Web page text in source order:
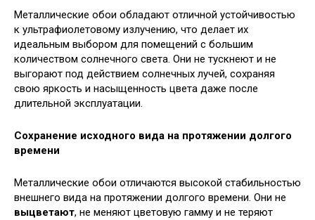
Металлические обои обладают отличной устойчивостью
к ультрафиолетовому излучению, что делает их
идеальным выбором для помещений с большим
количеством солнечного света. Они не тускнеют и не
выгорают под действием солнечных лучей, сохраняя
свою яркость и насыщенность цвета даже после
длительной эксплуатации.
Сохранение исходного вида на протяжении долгого
времени
Металлические обои отличаются высокой стабильностью
внешнего вида на протяжении долгого времени. Они не
выцветают, не меняют цветовую гамму и не теряют